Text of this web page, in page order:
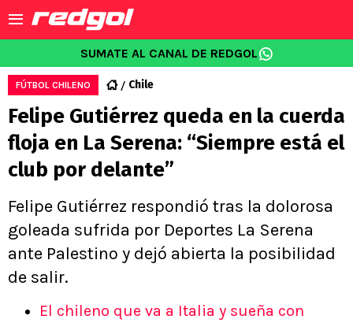
SUMATE AL CANAL DE REDGOL
FÚTBOL CHILENO Chile
Felipe Gutiérrez queda en la cuerda
floja en La Serena: “Siempre está el
club por delante”
Felipe Gutiérrez respondió tras la dolorosa
goleada sufrida por Deportes La Serena
ante Palestino y dejó abierta la posibilidad
de salir.
El chileno que va a Italia y sueña con